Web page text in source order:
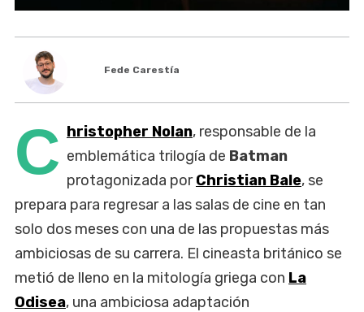
Fede Carestía
C hristopher Nolan, responsable de la
emblemática trilogía de Batman
protagonizada porChristian Bale, se
prepara para regresar a las salas de cine en tan
solo dos meses con una de las propuestas más
ambiciosas de su carrera. El cineasta británico se
metió de lleno en la mitología griega con La
Odisea, una ambiciosa adaptación